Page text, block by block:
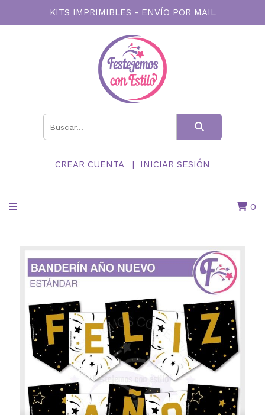
KITS IMPRIMIBLES - ENVÍO POR MAIL
CREAR CUENTA INICIAR SESIÓN
0